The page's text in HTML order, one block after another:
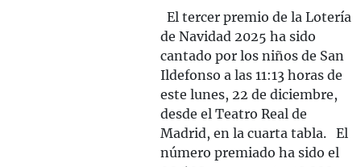
El tercer premio de la Lotería
de Navidad 2025 ha sido
cantado por los niños de San
Ildefonso a las 11:13 horas de
este lunes, 22 de diciembre,
desde el Teatro Real de
Madrid, en la cuarta tabla. El
número premiado ha sido el